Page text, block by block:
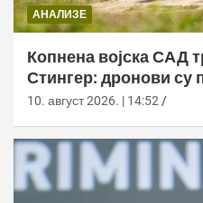
АНАЛИЗЕ
Копнена војска САД
Стингер: дронови су
ПВО
10. август 2026. | 14:52